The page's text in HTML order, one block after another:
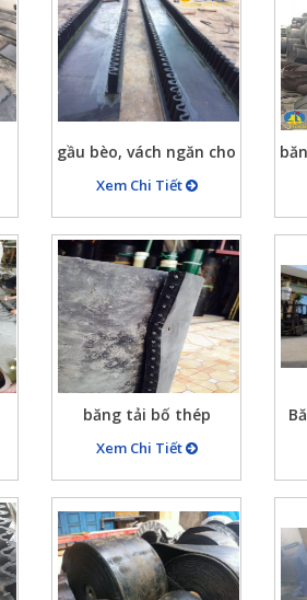
gầu bèo, vách ngăn cho
băng tải cao su
Xem Chi Tiết
băng tải bố thép
Xem Chi Tiết